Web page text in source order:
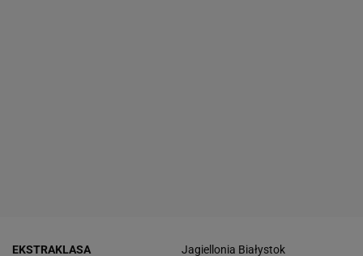
EKSTRAKLASA Jagiellonia Białystok